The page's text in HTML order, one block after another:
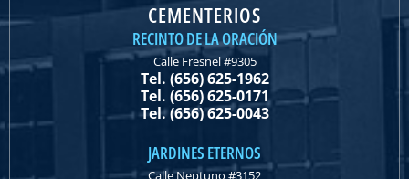
CEMENTERIOS
RECINTO DE LA ORACIÓN
Calle Fresnel #9305
Tel. (656) 625-1962
Tel. (656) 625-0171
Tel. (656) 625-0043
JARDINES ETERNOS
Calle Neptuno #3152